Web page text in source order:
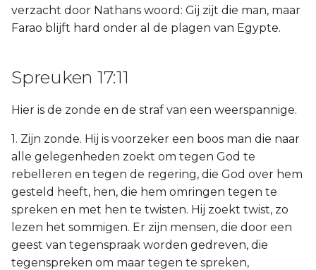
verzacht door Nathans woord: Gij zijt die man, maar
Farao blijft hard onder al de plagen van Egypte.
Spreuken 17:11
Hier is de zonde en de straf van een weerspannige.
1. Zijn zonde. Hij is voorzeker een boos man die naar
alle gelegenheden zoekt om tegen God te
rebelleren en tegen de regering, die God over hem
gesteld heeft, hen, die hem omringen tegen te
spreken en met hen te twisten. Hij zoekt twist, zo
lezen het sommigen. Er zijn mensen, die door een
geest van tegenspraak worden gedreven, die
tegenspreken om maar tegen te spreken,